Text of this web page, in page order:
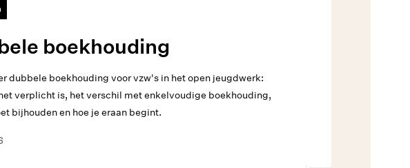
boekhouding
dubbele boekhouding voor vzw's in het open jeugdwerk:
verplicht is, het verschil met enkelvoudige boekhouding,
bijhouden en hoe je eraan begint.